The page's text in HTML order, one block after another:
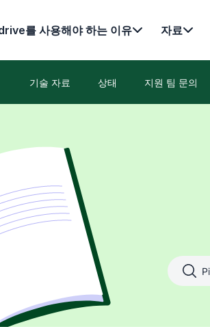
를 사용해야 하는 이유 자료
기술 자료 상태 지원 팀 문의